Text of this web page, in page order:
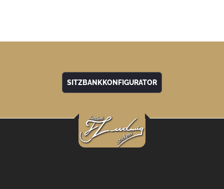
SITZBANKKONFIGURATOR